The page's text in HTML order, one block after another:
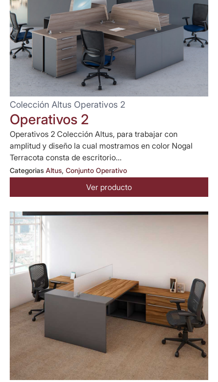
Colección Altus Operativos 2
Operativos 2
Operativos 2 Colección Altus, para trabajar con
amplitud y diseño la cual mostramos en color Nogal
Terracota consta de escritorio...
Categorias Altus, Conjunto Operativo
Ver producto